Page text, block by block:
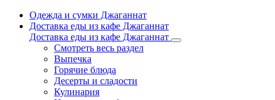
Одежда и сумки Джаганнат
Доставка еды из кафе Джаганнат
Доставка еды из кафе Джаганнат
Смотреть весь раздел
Выпечка
Горячие блюда
Десерты и сладости
Кулинария